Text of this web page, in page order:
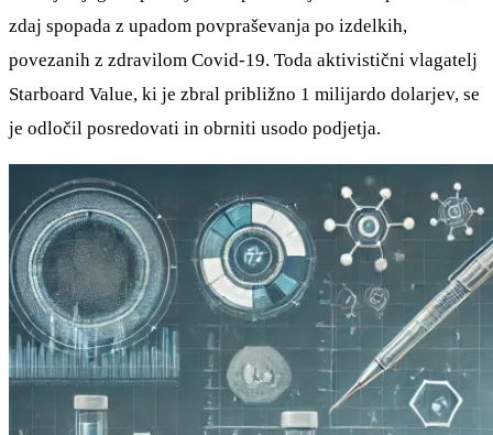
zdaj spopada z upadom povpraševanja po izdelkih,
povezanih z zdravilom Covid-19. Toda aktivistični vlagatelj
Starboard Value, ki je zbral približno 1 milijardo dolarjev, se
je odločil posredovati in obrniti usodo podjetja.